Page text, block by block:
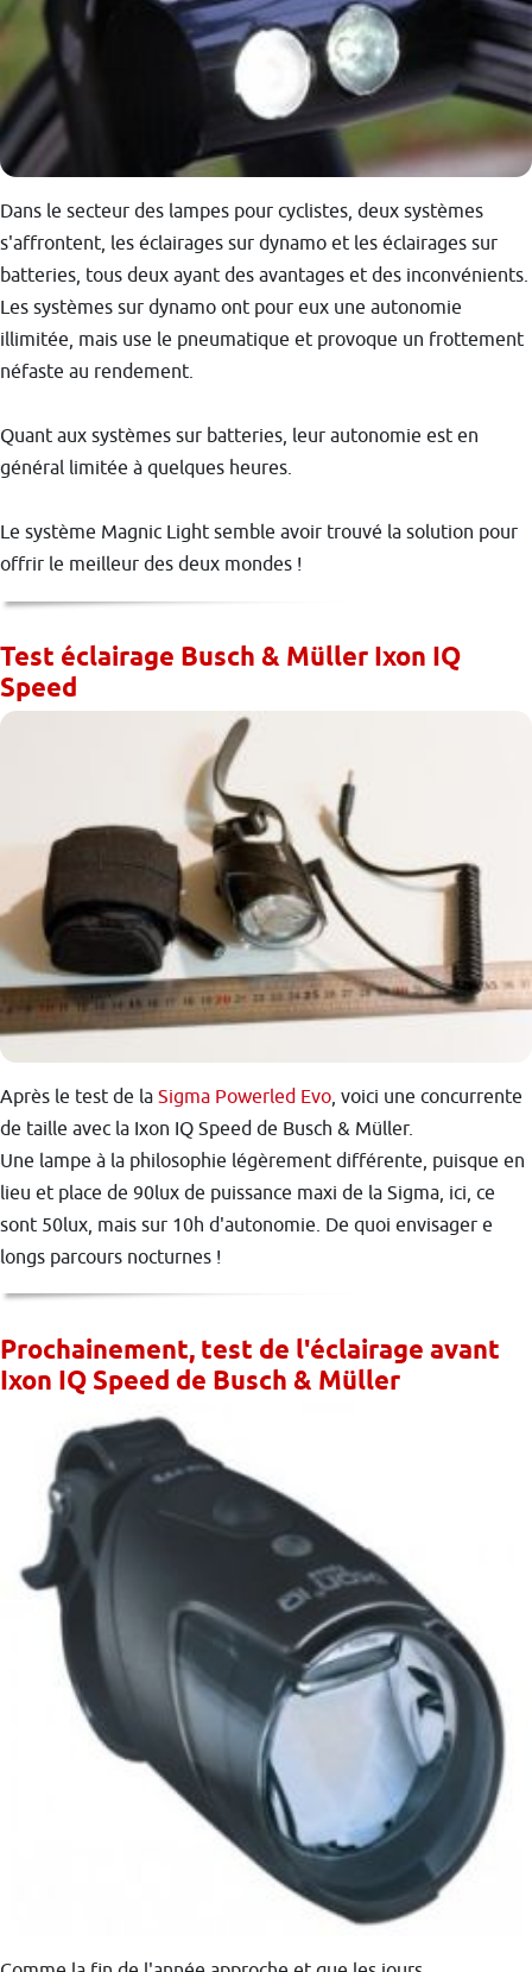
Dans le secteur des lampes pour cyclistes, deux systèmes
s'affrontent, les éclairages sur dynamo et les éclairages sur
batteries, tous deux ayant des avantages et des inconvénients.
Les systèmes sur dynamo ont pour eux une autonomie
illimitée, mais use le pneumatique et provoque un frottement
néfaste au rendement.
Quant aux systèmes sur batteries, leur autonomie est en
général limitée à quelques heures.
Le système Magnic Light semble avoir trouvé la solution pour
offrir le meilleur des deux mondes !
Test éclairage Busch & Müller Ixon IQ
Speed
Après le test de la Sigma Powerled Evo, voici une concurrente
de taille avec la Ixon IQ Speed de Busch & Müller.
Une lampe à la philosophie légèrement différente, puisque en
lieu et place de 90lux de puissance maxi de la Sigma, ici, ce
sont 50lux, mais sur 10h d'autonomie. De quoi envisager e
longs parcours nocturnes !
Prochainement, test de l'éclairage avant
Ixon IQ Speed de Busch & Müller